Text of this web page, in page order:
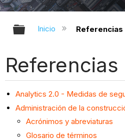
Expandir/
Inicio Referencias
Referencias
Analytics 2.0 - Medidas de
Administración de la
Acrónimos y abreviaturas
Glosario de términos